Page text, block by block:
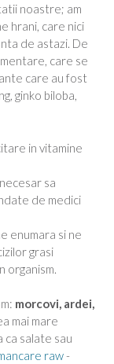
noastre; am
hrani, care nici
de astazi. De
care se
care au fost
ginko biloba,
in vitamine
sa
de medici
enumara si ne
grasi
organism.
morcovi, ardei,
mai mare
ca salate sau
raw-